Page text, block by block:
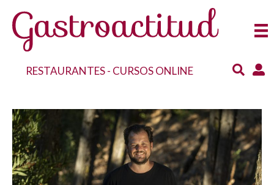
RESTAURANTES- CURSOS ONLINE